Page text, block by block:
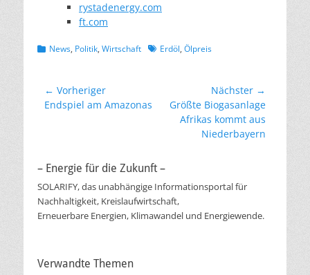
rystadenergy.com
ft.com
Kategorien
News, Politik, Wirtschaft Schlagworte
Erdöl, Ölpreis
Beitragsnavigation
← Vorheriger
Vorheriger
Endspiel am Amazonas
Nächster →
Nächster
Beitrag:
Größte Biogasanlage
Afrikas kommt aus
Niederbayern
– Energie für die Zukunft –
SOLARIFY, das unabhängige Informationsportal für
Nachhaltigkeit, Kreislaufwirtschaft,
Erneuerbare Energien, Klimawandel und Energiewende.
Verwandte Themen